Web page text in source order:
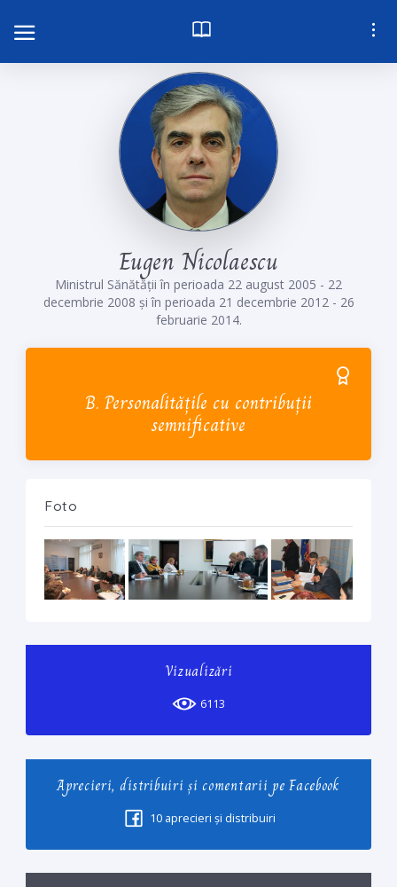
Eugen Nicolaescu
Ministrul Sănătății în perioada 22 august 2005 - 22
decembrie 2008 și în perioada 21 decembrie 2012 - 26
februarie 2014.
B. Personalitățile cu contribuții
semnificative
Foto
Vizualizări
6113
Aprecieri, distribuiri și comentarii pe Facebook
10 aprecieri și distribuiri